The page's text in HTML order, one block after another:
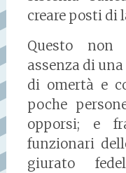
creare posti di
Questo non
assenza di
di omertà e
poche
opporsi; e
funzionari
giurato